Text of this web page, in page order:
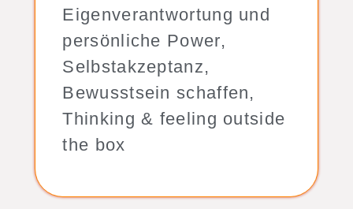
Eigenverantwortung und
persönliche Power,
Selbstakzeptanz,
Bewusstsein schaffen,
Thinking & feeling outside
the box